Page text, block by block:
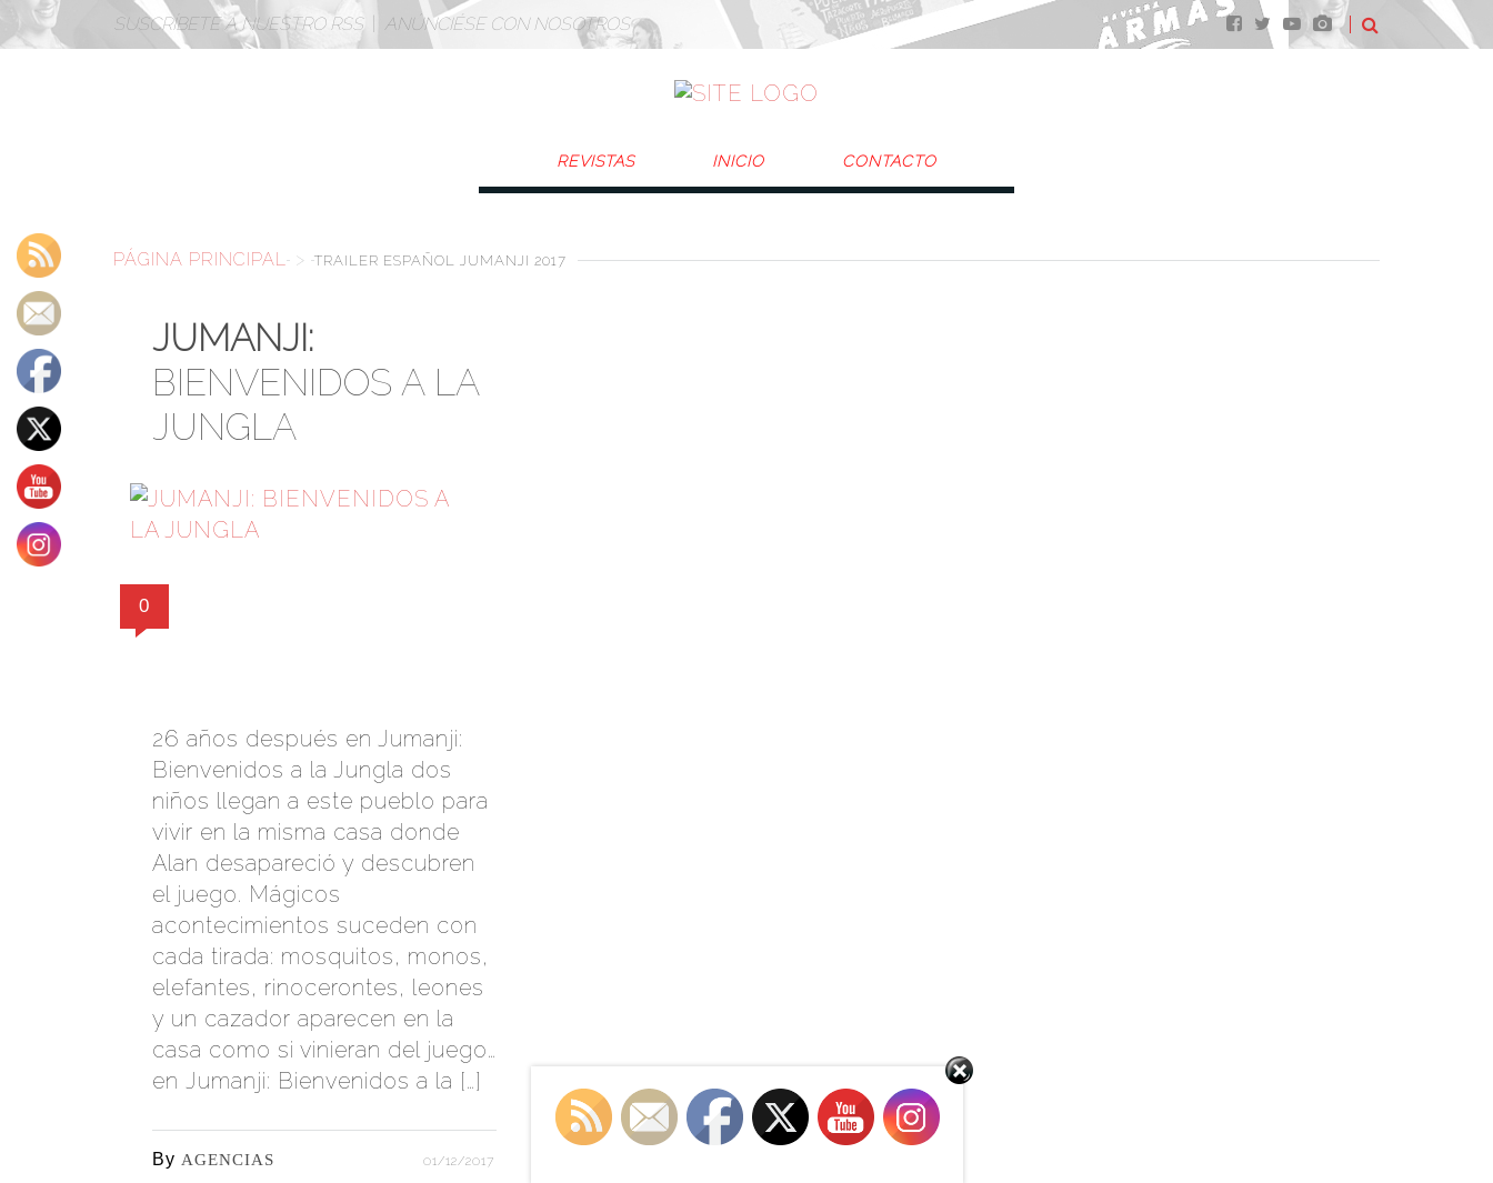
SUSCRÍBETE A NUESTRO RSS| ANÚNCIÉSE CON NOSOTROS
REVISTAS INICIO CONTACTO
PÁGINA PRINCIPAL > TRAILER ESPAÑOL JUMANJI 2017
JUMANJI:
BIENVENIDOS A LA
JUNGLA
0
26 años después en Jumanji:
Bienvenidos a la Jungla dos
niños llegan a este pueblo para
vivir en la misma casa donde
Alan desapareció y descubren
el juego. Mágicos
acontecimientos suceden con
cada tirada: mosquitos, monos,
elefantes, rinocerontes, leones
y un cazador aparecen en la
casa como si vinieran del juego…
en Jumanji: Bienvenidos a la […]
By AGENCIAS 01/12/2017